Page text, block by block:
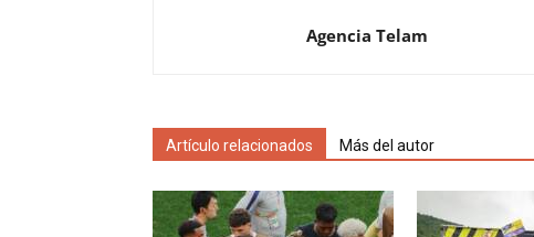
Agencia Telam
Artículo relacionados Más del autor